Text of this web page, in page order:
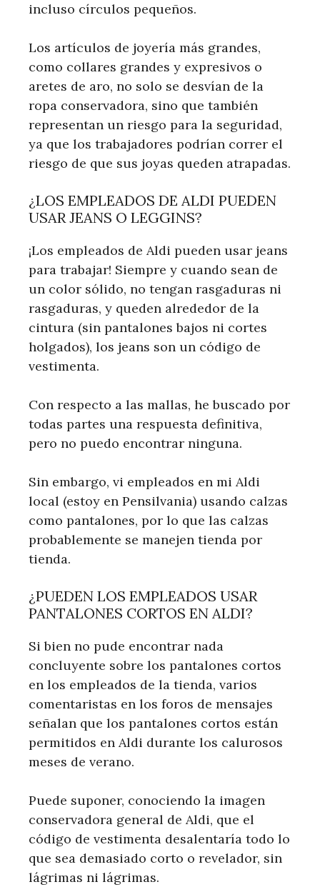
incluso círculos pequeños.
Los artículos de joyería más grandes,
como collares grandes y expresivos o
aretes de aro, no solo se desvían de la
ropa conservadora, sino que también
representan un riesgo para la seguridad,
ya que los trabajadores podrían correr el
riesgo de que sus joyas queden atrapadas.
¿LOS EMPLEADOS DE ALDI PUEDEN
USAR JEANS O LEGGINS?
¡Los empleados de Aldi pueden usar jeans
para trabajar! Siempre y cuando sean de
un color sólido, no tengan rasgaduras ni
rasgaduras, y queden alrededor de la
cintura (sin pantalones bajos ni cortes
holgados), los jeans son un código de
vestimenta.
Con respecto a las mallas, he buscado por
todas partes una respuesta definitiva,
pero no puedo encontrar ninguna.
Sin embargo, vi empleados en mi Aldi
local (estoy en Pensilvania) usando calzas
como pantalones, por lo que las calzas
probablemente se manejen tienda por
tienda.
¿PUEDEN LOS EMPLEADOS USAR
PANTALONES CORTOS EN ALDI?
Si bien no pude encontrar nada
concluyente sobre los pantalones cortos
en los empleados de la tienda, varios
comentaristas en los foros de mensajes
señalan que los pantalones cortos están
permitidos en Aldi durante los calurosos
meses de verano.
Puede suponer, conociendo la imagen
conservadora general de Aldi, que el
código de vestimenta desalentaría todo lo
que sea demasiado corto o revelador, sin
lágrimas ni lágrimas.